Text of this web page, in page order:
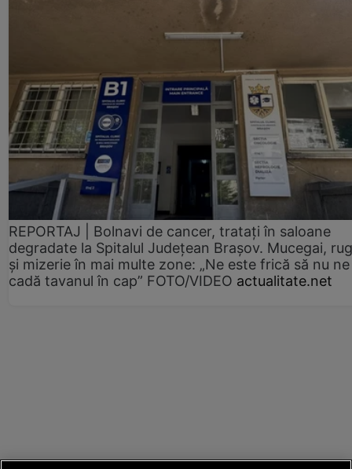
REPORTAJ | Bolnavi de cancer, tratați în saloane
degradate la Spitalul Județean Brașov. Mucegai,
și mizerie în mai multe zone: „Ne este frică să nu ne
cadă tavanul în cap” FOTO/VIDEO actualitate.net